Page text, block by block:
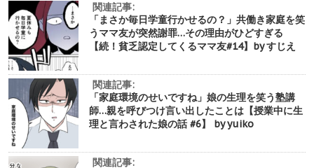
関連記事:
「まさか毎日学童行かせるの？」共働き家庭を笑
うママ友が突然謝罪…その理由がひどすぎる
【続！貧乏認定してくるママ友#14】by すじえ
関連記事:
「家庭環境のせいですね」娘の生理を笑う塾講
師…親を呼びつけ言い出したことは【授業中に生
理と言わされた娘の話 #6】 by yuiko
関連記事: